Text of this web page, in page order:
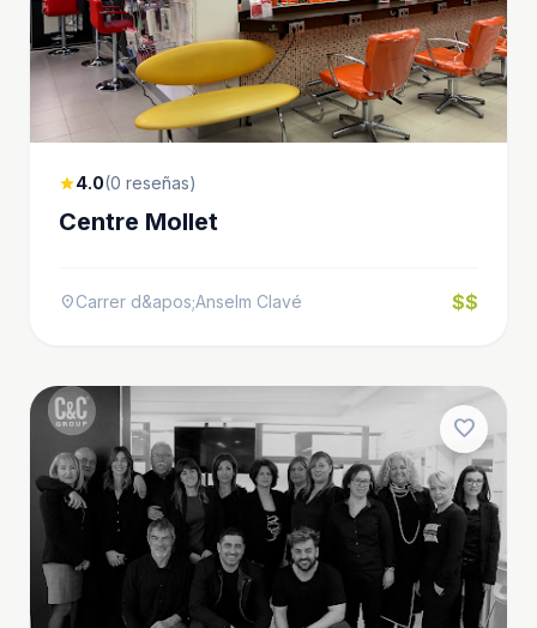
star4.0(0 reseñas)
Centre Mollet
location_onCarrer d&apos;Anselm Clavé $$
favorite